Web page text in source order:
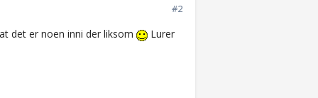
#2
det er noen inni der liksom Lurer